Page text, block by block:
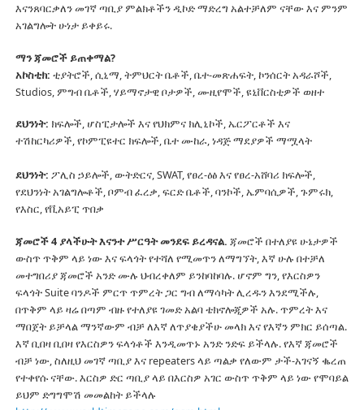
እናንጸባርቃለን መገኛ ጣቢያ ምልክቶችን ዲኮድ ማድረግ አልተቻለም ናቸው እና ምንም
አገልግሎት ሁነታ ይቀይሩ.
ማን ጃመሮች ይጠቀማል?
አኮስቲክ: ቲያትሮች, ሲኒማ, ትምህርት ቤቶች, ቤተ-መጽሐፍት, ኮንሰርት አዳራሾች,
Studios, ምግብ ቤቶች, ሃይማኖታዊ ቦታዎች, ሙዚየሞች, ዩኒቨርስቲዎች ወዘተ
ደህንነት: ክፍሎች, ሆስፒታሎች እና የህክምና ክሊኒኮች, ኤርፖርቶች እና
ተሽከርካሪዎች, የኮምፒዩተር ክፍሎች, ቤተ ሙከራ, ነዳጅ ማደያዎች ማሟላት
ደህንነት: ፖሊስ ኃይሎች, ውትድርና, SWAT, የፀረ-ዕፅ እና የፀረ-አሸባሪ ክፍሎች,
የደህንነት አገልግሎቶች, ቦምብ ፈረቃ, ፍርድ ቤቶች, ባንኮች, ኤምባሲዎች, ጉምሩክ,
የእስር, የቪአይፒ ጥበቃ
ጃመሮች 4 ያላችሁት እናንተ ሥርዓት መንደፍ ይረዳናል. ጃመሮች በተለያዩ ሁኔታዎች
ውስጥ ጥቅም ላይ ነው እና ፍላጎት የተሻለ የሚመጥን ለማግኘት, እኛ ሁሉ በተቻለ
መተግበሪያ ጃመሮች አንድ ሙሉ ህብረቀለም ይንከባከባሉ. ሆኖም ግን, የእርስዎን
ፍላጎት Suite ባንዶች ምርጥ ጥምረት ጋር ግብ ለማሳካት ሊረዱን እንደሚችሉ,
በጥቅም ላይ ዛሬ በጣም ብዙ የተለያዩ ገመድ አልባ ቴክኖሎጂዎች አሉ.ጥምረት እና
ማበጀት ይቻላል ማንኛውም ብቻ ለእኛ ለጥያቄያችሁ መላክ እና የእኛን ምክር ይሰጣል.
እኛ ቢበዛ ቢበዛ የእርስዎን ፍላጎቶች እንዲመጥኑ አንድ ንድፍ ይችላሉ.የእኛ ጃመሮች
ብቻ ነው, ስለዚህ መገኛ ጣቢያ እና repeaters ላይ ጣልቃ የለውም ታች-አገናኝ ቈረጠ
የተቀየሱ ናቸው.እርስዎ ድር ጣቢያ ላይ በእርስዎ አገር ውስጥ ጥቅም ላይ ነው የሞባይል
ይህም ድግግሞሽ መመልከት ይችላሉ